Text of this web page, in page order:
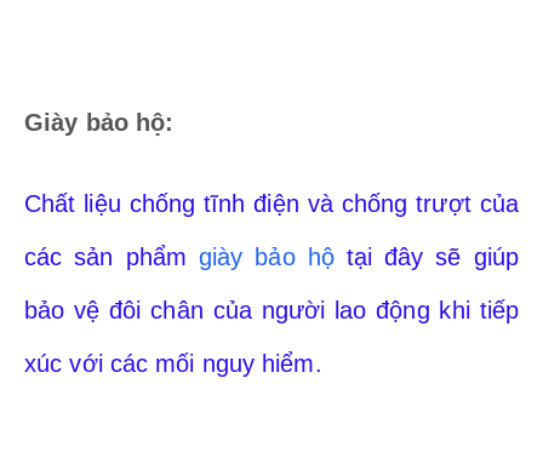
Giày bảo hộ:
Chất liệu chống tĩnh điện và chống trượt của
các sản phẩm giày bảo hộtại đây sẽ giúp
bảo vệ đôi chân của người lao động khi tiếp
xúc với các mối nguy hiểm.